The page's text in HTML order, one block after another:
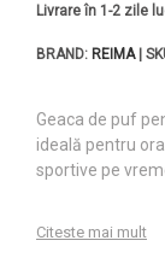
Livrare în 1-2 zile
BRAND: REIMA|
Geaca de puf
ideală pentru
sportive pe
Citeste mai mult